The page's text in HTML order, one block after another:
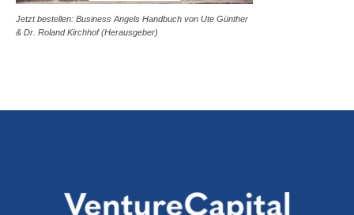
Jetzt bestellen: Business Angels Handbuch von Ute Günther
& Dr. Roland Kirchhof (Herausgeber)